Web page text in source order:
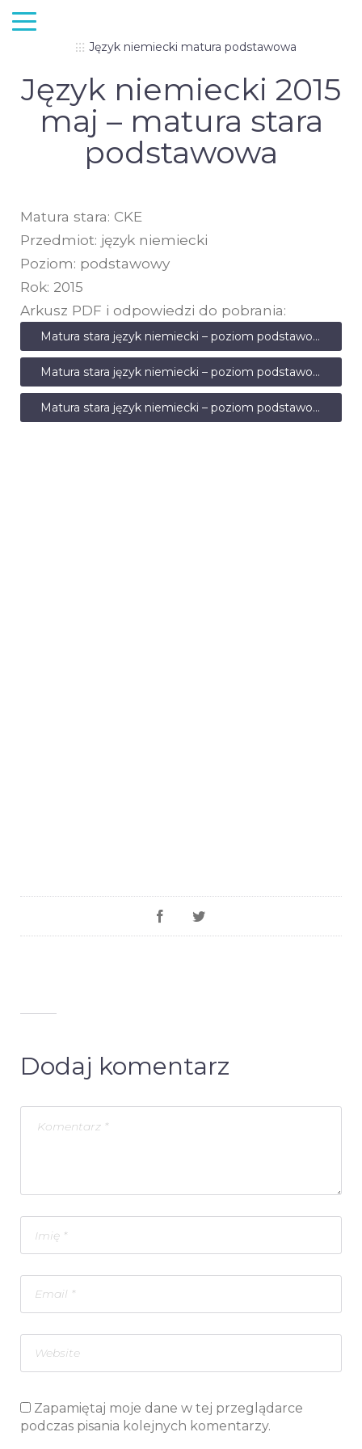
Język niemiecki matura podstawowa
Język niemiecki 2015
maj – matura stara
podstawowa
Matura stara: CKE
Przedmiot: język niemiecki
Poziom: podstawowy
Rok: 2015
Arkusz PDF i odpowiedzi do pobrania:
Matura stara język niemiecki – poziom podstawowy – maj 2015
Matura stara język niemiecki – poziom podstawowy – maj 2015 – transkrypcja
Matura stara język niemiecki – poziom podstawowy – maj 2015 – odpowiedzi
Dodaj komentarz
Zapamiętaj moje dane w tej przeglądarce
podczas pisania kolejnych komentarzy.